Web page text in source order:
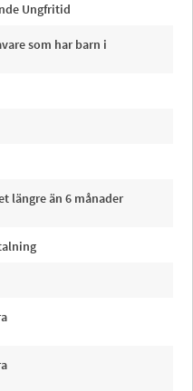
Ungfritid
som har barn i
längre än 6 månader